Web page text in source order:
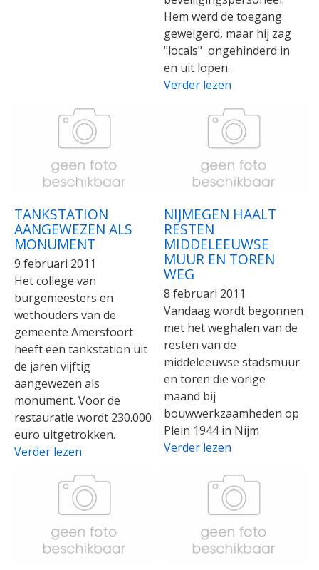
Hem werd de toegang
geweigerd, maar hij zag
"locals" ongehinderd in
en uit lopen.
Verder lezen
TANKSTATION
AANGEWEZEN ALS
MONUMENT
9 februari 2011
Het college van
burgemeesters en
wethouders van de
gemeente Amersfoort
heeft een tankstation uit
de jaren vijftig
aangewezen als
monument. Voor de
restauratie wordt 230.000
euro uitgetrokken.
Verder lezen
NIJMEGEN HAALT
RESTEN
MIDDELEEUWSE
MUUR EN TOREN
WEG
8 februari 2011
Vandaag wordt begonnen
met het weghalen van de
resten van de
middeleeuwse stadsmuur
en toren die vorige
maand bij
bouwwerkzaamheden op
Plein 1944 in Nijm
Verder lezen